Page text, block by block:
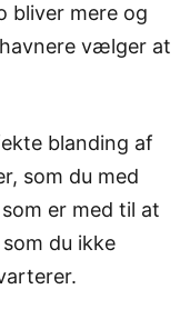
bliver mere og
vælger at
blanding af
som du med
er med til at
du ikke